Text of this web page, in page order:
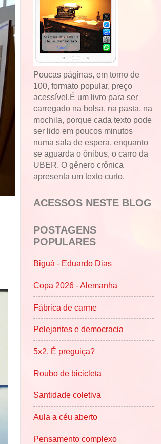
Poucas páginas, em torno de
100, formato popular, preço
acessível.É um livro para ser
carregado na bolsa, na pasta, na
mochila, porque cada texto pode
ser lido em poucos minutos
numa sala de espera, enquanto
se aguarda o ônibus, o carro da
UBER. O gênero crônica
apresenta um texto curto.
ACESSOS NESTE BLOG
POSTAGENS
POPULARES
Biguá - Eduardo Dias
Copa 2026 - Alemanha
Fábrica de carme
Pelejantes e democracia
5x2. É preguiça?
Roubo de bicicleta
Santidade coletiva
Aula a céu aberto
Pensamento complexo